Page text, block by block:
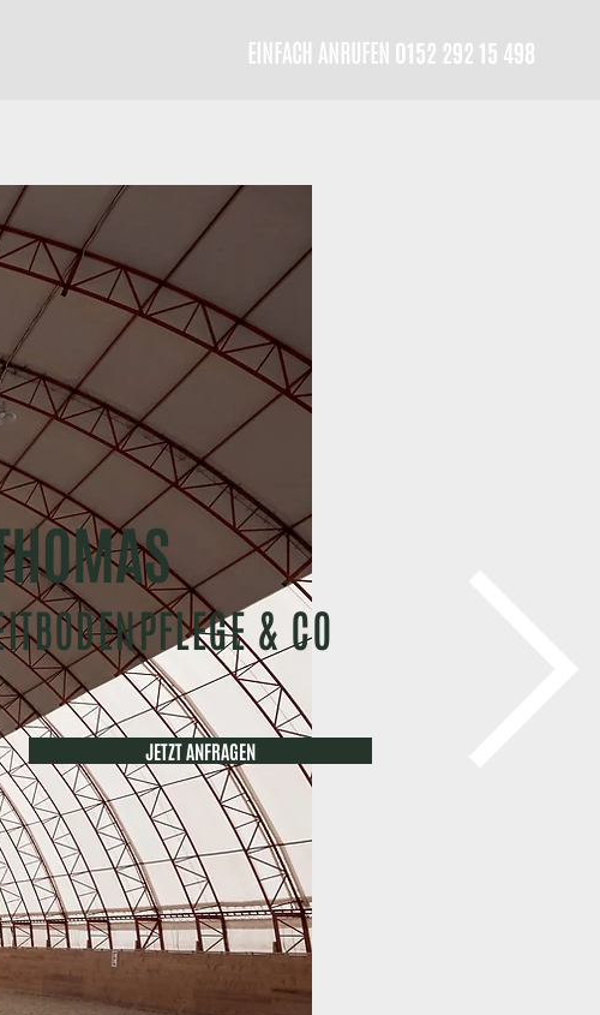
EINFACH ANRUFEN 0152 292 15 498
& CO
JETZT ANFRAGEN